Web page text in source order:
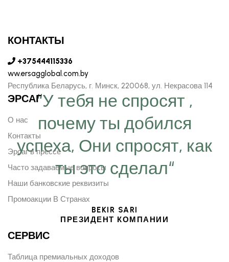
“У тебя не спросят ,
почему ты добился
успеха, Они спросят, как
ты это сделал“
BEKIR SARI
ПРЕЗИДЕНТ КОМПАНИИ
КОНТАКТЫ
+375444115336
ww.ersagglobal.com.by
Республика Беларусь, г. Минск, 220068, ул. Некрасова 114
ЭРСАГ
О нас
Контакты
Эрсаг в прессе
Часто задаваемые вопросы
Наши банковские реквизиты
Промоакции В Странах
СЕРВИС
Таблица премиальных доходов